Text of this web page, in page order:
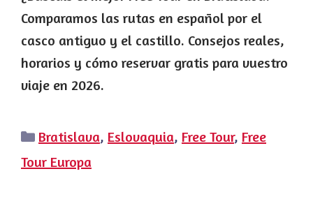
Comparamos las rutas en español por el
casco antiguo y el castillo. Consejos reales,
horarios y cómo reservar gratis para vuestro
viaje en 2026.
Categorías
Bratislava, Eslovaquia, Free Tour, Free
Tour Europa